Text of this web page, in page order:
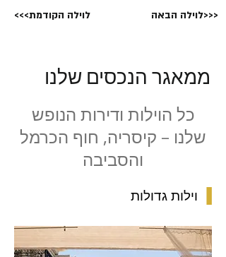
<<<לוילה הקודמת לוילה הבאה>>>
ממאגר הנכסים שלנו
כל הוילות ודירות הנופש
שלנו – קיסריה, חוף הכרמל
והסביבה
וילות גדולות